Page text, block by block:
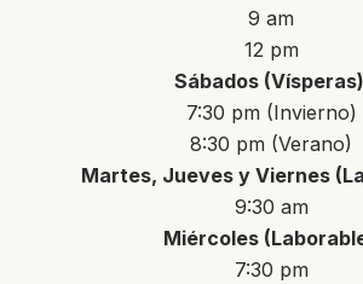
9 am
12 pm
Sábados (Vísperas)
7:30 pm (Invierno)
8:30 pm (Verano)
Martes, Jueves y Viernes
9:30 am
Miércoles
7:30 pm